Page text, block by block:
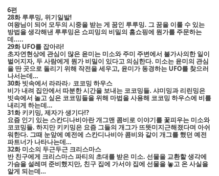
6편
28화 루루밍, 위기일발!
여왕님이 되어 모두의 시중을 받는 게 꿈인 루루밍. 그 꿈을 이룰 수 있는
방법을 생각해낸 루루밍은 쇼피밍의 비밀의 홈쇼핑에 뭔가를 주문하는
데.....
29화 UFO를 잡아라!
초자연현상에 관심이 많은 윤미는 미소와 주미 주변에서 불가사의한 일이
벌어지자, 두 사람에게 뭔가 비밀이 있다고 의심한다. 미소는 윤미의 관심
을 딴 곳으로 돌리기 위해 작전을 세우고, 윤미가 동경하는 UFO를 찾으러
나서는데…
30화 빗속에서 라라라♪ 코코밍 하우스
비가 내려 집안에서 따분한 시간을 보내는 코코밍들. 샤미밍과 리린밍은
빗속에서 놀고 싶은 코코밍들을 위해 마법을 사용해 코코밍 하우스에 비를
내리게 하는데…
31화 키키밍, 제자가 생기다!?
요즘 인기 있는 스칸디나비아란 개그맨 콤비로 이야기를 꽃피우는 미소와
코코밍들. 하지만 키키밍은 요즘 그들의 개그가 뜨뜻미지근해졌다며 아쉬
워한다. 그때 눈앞에 예전에 스칸디나비아 콤비와 같이 개그를 했던 예전
파트너가 나타나는데…
32화 미소의 두근두근 크리스마스
반 친구에게 크리스마스 파티의 초대를 받은 미소. 선물을 교환할 생각에
가슴을 설레며 준비했지만, 친구 집에 가서야 집에 선물을 놓고 온 사실을
알게 되는데…